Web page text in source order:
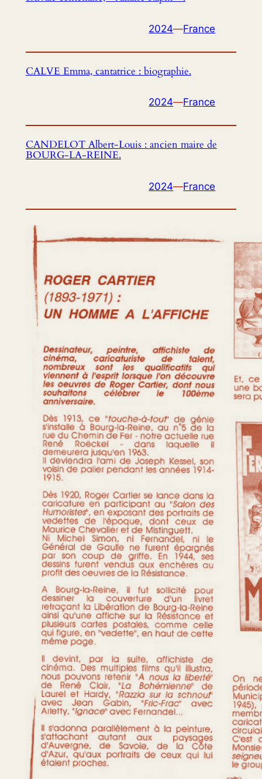
2024—France
CALVE Emma, cantatrice : biographie.
2024—France
CANDELOT Albert-Louis : ancien maire de
BOURG-LA-REINE.
2024—France